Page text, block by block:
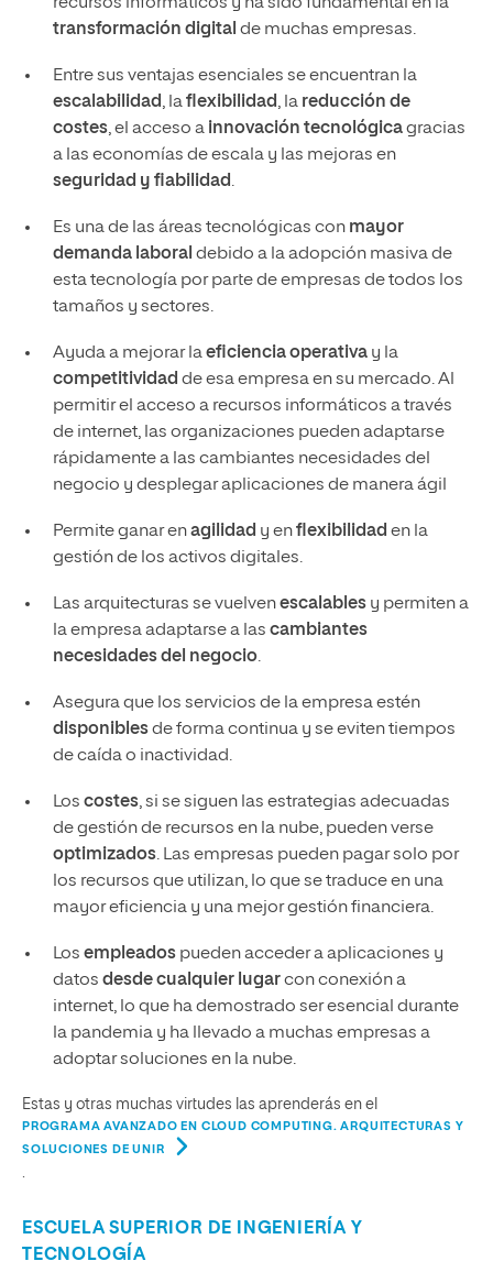
transformación digital de muchas empresas.
Entre sus ventajas esenciales se encuentran la
escalabilidad, laflexibilidad, la reducción de
costes, el acceso a innovación tecnológicagracias
a las economías de escala y las mejoras en
seguridad y fiabilidad.
Es una de las áreas tecnológicas con mayor
demanda laboral debido a la adopción masiva de
esta tecnología por parte de empresas de todos los
tamaños y sectores.
Ayuda a mejorar laeficiencia operativay la
competitividad de esa empresa en su mercado. Al
permitir el acceso a recursos informáticos a través
de internet, las organizaciones pueden adaptarse
rápidamente a las cambiantes necesidades del
negocio y desplegar aplicaciones de manera ágil
Permite ganar enagilidad y enflexibilidad en la
gestión de los activos digitales.
Las arquitecturas se vuelvenescalablesy permiten a
la empresa adaptarse a las cambiantes
necesidades del negocio.
Asegura que los servicios de la empresa estén
disponiblesde forma continua y se eviten tiempos
de caída o inactividad.
Los costes, si se siguen las estrategias adecuadas
de gestión de recursos en la nube, pueden verse
optimizados. Las empresas pueden pagar solo por
los recursos que utilizan, lo que se traduce en una
mayor eficiencia y una mejor gestión financiera.
Los empleadospueden acceder a aplicaciones y
datos desde cualquier lugarcon conexión a
internet, lo que ha demostrado ser esencial durante
la pandemia y ha llevado a muchas empresas a
adoptar soluciones en la nube.
Estas y otras muchas virtudes las aprenderás en el
PROGRAMA AVANZADO EN CLOUD COMPUTING. ARQUITECTURAS Y
SOLUCIONES DE UNIR
ESCUELA SUPERIOR DE INGENIERÍA Y
TECNOLOGÍA